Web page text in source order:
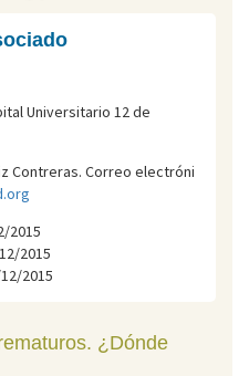
Universitario 12 de
Contreras. Correo electróni
2015
2015
2015
¿Dónde